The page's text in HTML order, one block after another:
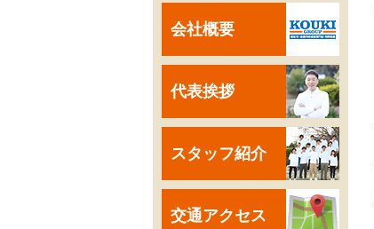
会社概要
代表挨拶
スタッフ紹介
交通アクセス